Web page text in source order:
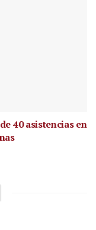
40 asistencias en